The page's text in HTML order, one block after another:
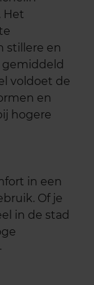
Het
stillere en
gemiddeld
voldoet de
en
hogere
in een
Of je
in de stad